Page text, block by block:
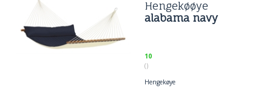
Hengekøøye
alabama navy
10
()
Hengekøye